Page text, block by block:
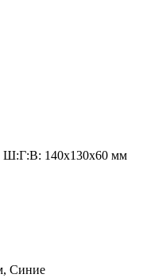
Ш:Г:В: 140х130х60 мм
Синие